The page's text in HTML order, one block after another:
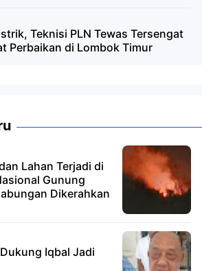
Teknisi PLN Tewas Tersengat
Perbaikan di Lombok Timur
Lahan Terjadi di
Gunung
Dikerahkan
Iqbal Jadi